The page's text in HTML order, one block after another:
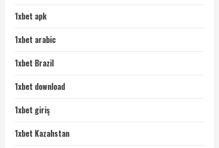
1xbet apk
1xbet arabic
1xbet Brazil
1xbet download
1xbet giriş
1xbet Kazahstan